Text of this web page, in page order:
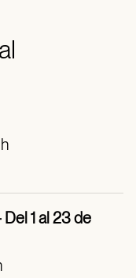
1 al 23 de